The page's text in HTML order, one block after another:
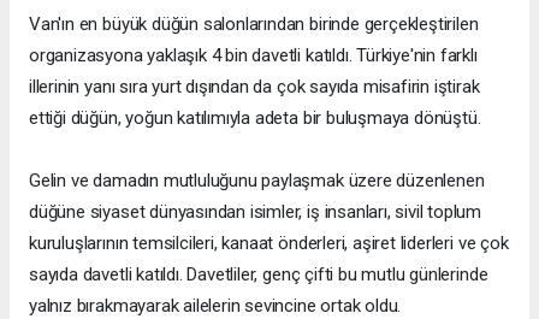
Van'ın en büyük düğün salonlarından birinde gerçekleştirilen
organizasyona yaklaşık 4 bin davetli katıldı. Türkiye'nin farklı
illerinin yanı sıra yurt dışından da çok sayıda misafirin iştirak
ettiği düğün, yoğun katılımıyla adeta bir buluşmaya dönüştü.
Gelin ve damadın mutluluğunu paylaşmak üzere düzenlenen
düğüne siyaset dünyasından isimler, iş insanları, sivil toplum
kuruluşlarının temsilcileri, kanaat önderleri, aşiret liderleri ve çok
sayıda davetli katıldı. Davetliler, genç çifti bu mutlu günlerinde
yalnız bırakmayarak ailelerin sevincine ortak oldu.